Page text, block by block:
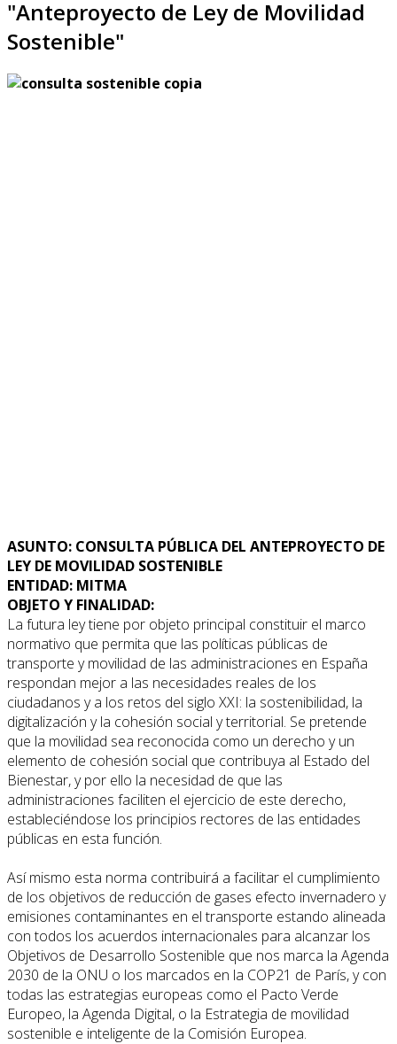
"Anteproyecto de Ley de Movilidad
Sostenible"
ASUNTO: CONSULTA PÚBLICA DEL ANTEPROYECTO DE
LEY DE MOVILIDAD SOSTENIBLE
ENTIDAD: MITMA
OBJETO Y FINALIDAD:
La futura ley tiene por objeto principal constituir el marco
normativo que permita que las políticas públicas de
transporte y movilidad de las administraciones en España
respondan mejor a las necesidades reales de los
ciudadanos y a los retos del siglo XXI: la sostenibilidad, la
digitalización y la cohesión social y territorial. Se pretende
que la movilidad sea reconocida como un derecho y un
elemento de cohesión social que contribuya al Estado del
Bienestar, y por ello la necesidad de que las
administraciones faciliten el ejercicio de este derecho,
estableciéndose los principios rectores de las entidades
públicas en esta función.
Así mismo esta norma contribuirá a facilitar el cumplimiento
de los objetivos de reducción de gases efecto invernadero y
emisiones contaminantes en el transporte estando alineada
con todos los acuerdos internacionales para alcanzar los
Objetivos de Desarrollo Sostenible que nos marca la Agenda
2030 de la ONU o los marcados en la COP21 de París, y con
todas las estrategias europeas como el Pacto Verde
Europeo, la Agenda Digital, o la Estrategia de movilidad
sostenible e inteligente de la Comisión Europea.